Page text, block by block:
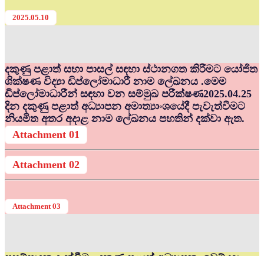
2025.05.10
දකුණු පළාත් සභා පාසල් සඳහා ස්ථානගත කිරීමට යෝජිත
ශික්ෂණ විද්‍යා ඩිප්ලෝමාධාරී නාම ලේඛනය .මෙම
ඩිප්ලෝමාධාරීන් සඳහා වන සම්මුඛ පරීක්ෂණ2025.04.25
දින දකුණු පළාත් අධ්‍යාපන අමාත්‍යාංශයේදී පැවැත්වීමට
නියමිත අතර අදාළ නාම ලේඛනය පහතින් දක්වා ඇත.
Attachment 01
Attachment 02
Attachment 03